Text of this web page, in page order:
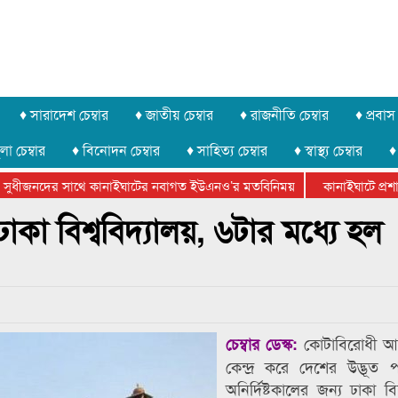
♦ সারাদেশ চেম্বার ♦ জাতীয় চেম্বার ♦ রাজনীতি চেম্বার ♦ প্রবাস
চেম্বার ♦ বিনোদন চেম্বার ♦ সাহিত্য চেম্বার ♦ স্বাস্থ্য চেম্বার
সাথে কানাইঘাটের নবাগত ইউএনও’র মতবিনিময় কানাইঘাটে
ফেডারেশানের বিভাগীয় অভিনয় কর্মশালা সম্পন্ন
বিশ্ববিদ্যালয়, ৬টার মধ্যে হল
চেম্বার ডেস্ক: কোটাবিরোধী
কেন্দ্র করে দেশের উদ্ভূত
অনির্দিষ্টকালের জন্য ঢাকা